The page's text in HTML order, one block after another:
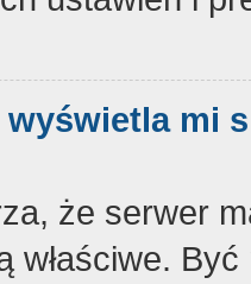
wyświetla mi
że serwer
właściwe.